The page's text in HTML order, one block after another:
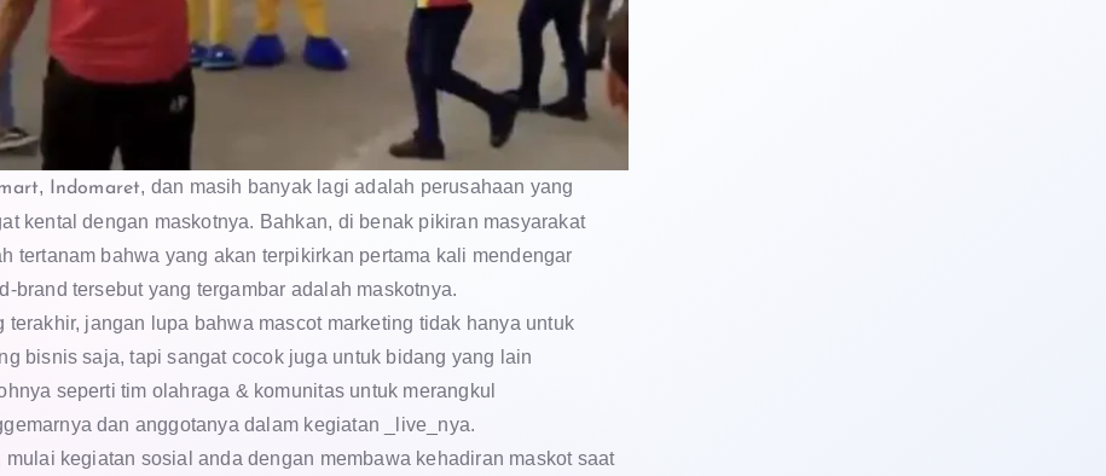
, Indomaret, dan masih banyak lagi adalah perusahaan yang
kental dengan maskotnya. Bahkan, di benak pikiran masyarakat
tertanam bahwa yang akan terpikirkan pertama kali mendengar
brand tersebut yang tergambar adalah maskotnya.
terakhir, jangan lupa bahwa mascot marketing tidak hanya untuk
bisnis saja, tapi sangat cocok juga untuk bidang yang lain
seperti tim olahraga & komunitas untuk merangkul
dan anggotanya dalam kegiatan _live_nya.
mulai kegiatan sosial anda dengan membawa kehadiran maskot saat